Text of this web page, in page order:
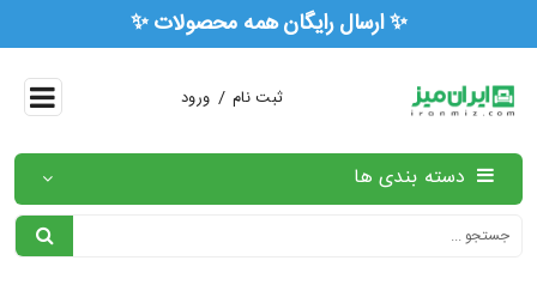
✨ ارسال رایگان همه
ثبت نام / ورود
دسته بندی ها